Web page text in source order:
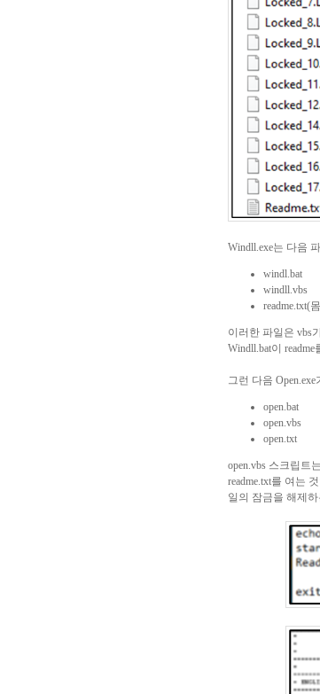
Windll.exe는 다음
windl.bat
windll.vbs
readme.txt(
이러한 파일은 vbs
Windll.bat이 readme
그런 다음 Open.exe
open.bat
open.vbs
open.txt
open.vbs 스크립트는
readme.txt를 여는
일의 잠금을 해제